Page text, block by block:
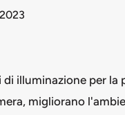
illuminazione per
migliorano